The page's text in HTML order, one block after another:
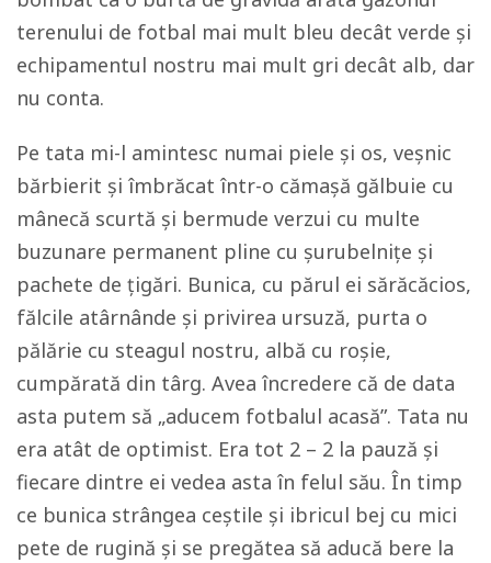
terenului de fotbal mai mult bleu decât verde și
echipamentul nostru mai mult gri decât alb, dar
nu conta.
Pe tata mi-l amintesc numai piele și os, veșnic
bărbierit și îmbrăcat într-o cămașă gălbuie cu
mânecă scurtă și bermude verzui cu multe
buzunare permanent pline cu șurubelnițe și
pachete de țigări. Bunica, cu părul ei sărăcăcios,
fălcile atârnânde și privirea ursuză, purta o
pălărie cu steagul nostru, albă cu roșie,
cumpărată din târg. Avea încredere că de data
asta putem să „aducem fotbalul acasă”. Tata nu
era atât de optimist. Era tot 2 – 2 la pauză și
fiecare dintre ei vedea asta în felul său. În timp
ce bunica strângea ceștile și ibricul bej cu mici
pete de rugină și se pregătea să aducă bere la